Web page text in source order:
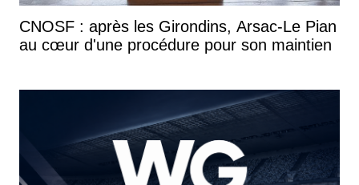
CNOSF : après les Girondins, Arsac-Le Pian
au cœur d'une procédure pour son maintien